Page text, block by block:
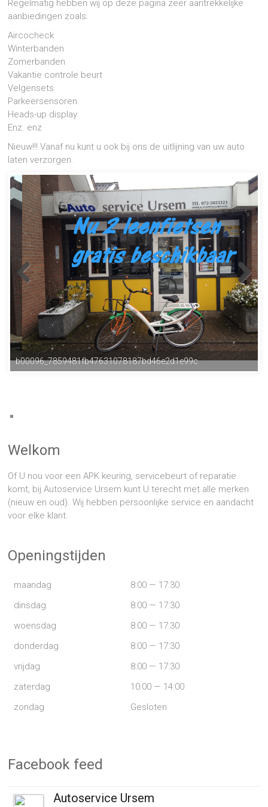
Regelmatig hebben wij op deze pagina zeer aantrekkelijke
aanbiedingen zoals:
Aircocheck
Winterbanden
Zomerbanden
Vakantie controle beurt
Velgensets
Parkeersensoren
Heads-up display
Enz. enz
Nieuw!!! Vanaf nu kunt u ook bij ons de uitlijning van uw auto
laten verzorgen.
b00096_7859481fb47631078187bd46e2d1e99c
Welkom
Of U nou voor een APK keuring, servicebeurt of reparatie
komt, bij Autoservice Ursem kunt U terecht met alle merken
(nieuw en oud). Wij hebben persoonlijke service en aandacht
voor elke klant.
Openingstijden
maandag
8:00 — 17:30
dinsdag
8:00 — 17:30
woensdag
8:00 — 17:30
donderdag
8:00 — 17:30
vrijdag
8:00 — 17:30
zaterdag
10:00 — 14:00
zondag
Gesloten
Facebook feed
Autoservice Ursem